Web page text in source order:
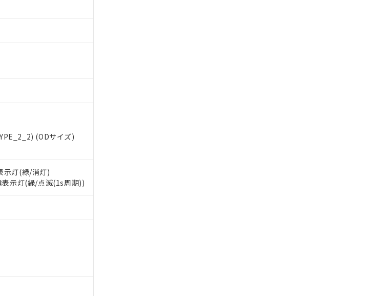
(ODサイズ)
示灯(緑/消灯)
示灯(緑/点滅(1s周期))
の当社在庫状況および標準価格(税抜)を提供させていただ
お取引先、またはお客様担当のオムロン制御機器販売店・
に対応した製品が提供可能な商品です。
対応した製品に切り替える予定のある商品です。
有無と関係のない商品です。
のが、含有品と判明した場合などやむを得ず変更すること
(Cd) 100ppm以下、
1000ppm以下、ポリ臭化ジフェニルエーテル類(PBDE) 1000ppm以下、
以下、フタル酸ブチルベンジル（BBP） 1000ppm以下、フタル酸ジブチ
以下
外項目は除く。
せください。
100ppm、
および外国貿易法に定める商品（以下｢規制貨物等」とい
学兵器、生物兵器またはその他武器並びにこれらの製造装